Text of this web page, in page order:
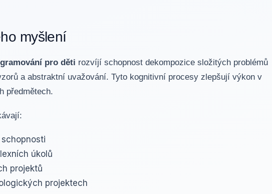
myšlení
pro děti rozvíjí schopnost dekompozice složitých problémů
a abstraktní uvažování. Tyto kognitivní procesy zlepšují výkon v
předmětech.
úkolů
projektů
projektech